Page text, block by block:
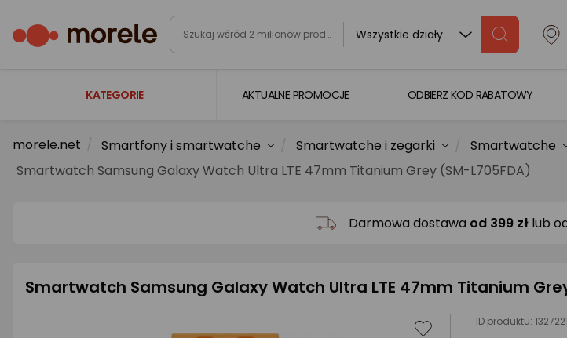
Wszystkie działy
KATEGORIE
Laptopy
Komputery
Telewizory i audio
AKTUALNE PROMOCJE ODBIERZ KOD RABATOWY
morele.net Smartfony i smartwatche Smartwatche i zegarki
Smartwatche
Smartwatch Samsung Galaxy Watch Ultra LTE 47mm Titanium Grey (SM-L705FDA)
Darmowa dostawa od 399 zł lub
Smartwatch Samsung Galaxy Watch Ultra LTE 47mm Titanium
ID produktu: